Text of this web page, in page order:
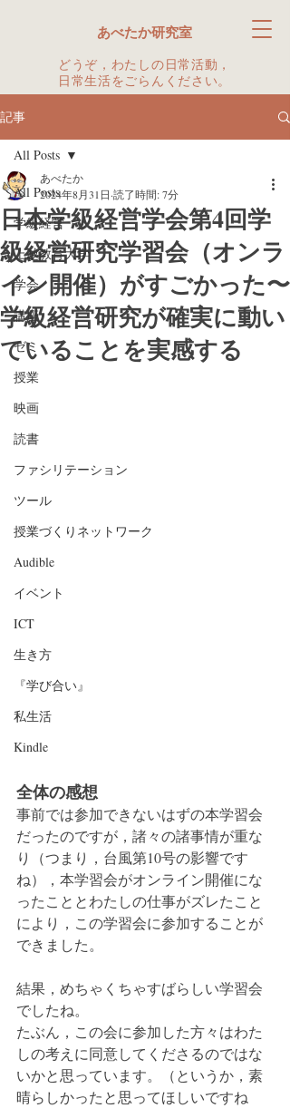
どうぞ，わたしの日常活動，
日常生活をごらんください。
あべたか研究室
記事
All Posts
学級経営
上越教育大学
学会
講座
ゼミ
授業
映画
読書
ファシリテーション
ツール
授業づくりネットワーク
Audible
イベント
ICT
生き方
『学び合い』
私生活
Kindle
All Posts
日本学級経営学会第4回学
級経営研究学習会（オンラ
イン開催）がすごかった〜
学級経営研究が確実に動い
ていることを実感する
あべたか
2024年8月31日 読了時間: 7分
全体の感想
事前では参加できないはずの本学習会
だったのですが，諸々の諸事情が重な
り（つまり，台風第10号の影響です
ね），本学習会がオンライン開催にな
ったこととわたしの仕事がズレたこと
により，この学習会に参加することが
できました。
結果，めちゃくちゃすばらしい学習会
でしたね。
たぶん，この会に参加した方々はわた
しの考えに同意してくださるのではな
いかと思っています。（というか，素
晴らしかったと思ってほしいですね